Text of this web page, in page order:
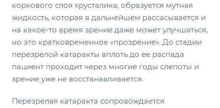
коркового слоя хрусталика, образуется мутная
жидкость, которая в дальнейшем рассасывается и
на какое-то время зрение даже может улучшаться,
но это кратковременное «прозрение». До стадии
перезрелой катаракты вплоть до ее распада
пациент проходит через многие годы слепоты и
зрение уже не восстанавливается.
Перезрелая катаракта сопровождается